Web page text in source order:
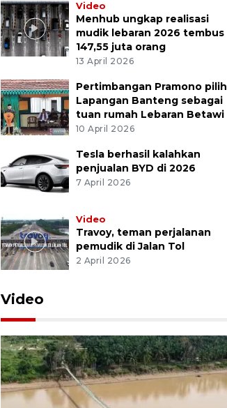
Video
Menhub ungkap realisasi
mudik lebaran 2026 tembus
147,55 juta orang
13 April 2026
Pertimbangan Pramono pilih
Lapangan Banteng sebagai
tuan rumah Lebaran Betawi
10 April 2026
Tesla berhasil kalahkan
penjualan BYD di 2026
7 April 2026
Video
Travoy, teman perjalanan
pemudik di Jalan Tol
2 April 2026
Video